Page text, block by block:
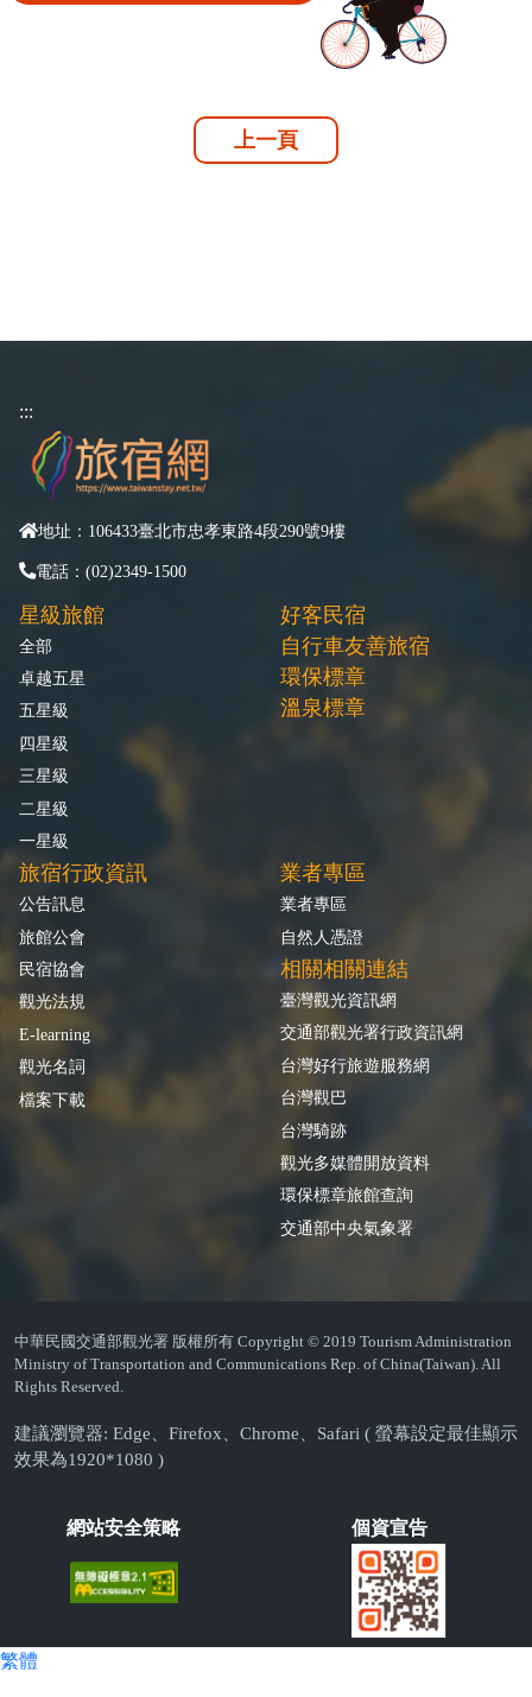
上一頁
:::
地址：106433臺北市忠孝東路4段290號9樓
電話：(02)2349-1500
星級旅館
全部
卓越五星
五星級
四星級
三星級
二星級
一星級
好客民宿
自行車友善旅宿
環保標章
溫泉標章
旅宿行政資訊
公告訊息
旅館公會
民宿協會
觀光法規
E-learning
觀光名詞
檔案下載
業者專區
業者專區
自然人憑證
相關相關連結
臺灣觀光資訊網
交通部觀光署行政資訊網
台灣好行旅遊服務網
台灣觀巴
台灣騎跡
觀光多媒體開放資料
環保標章旅館查詢
交通部中央氣象署
中華民國交通部觀光署 版權所有 Copyright © 2019 Tourism Administration
Ministry of Transportation and Communications Rep. of China(Taiwan). All
Rights Reserved.
建議瀏覽器: Edge、Firefox、Chrome、Safari ( 螢幕設定最佳顯示
效果為1920*1080 )
網站安全策略 個資宣告
繁體